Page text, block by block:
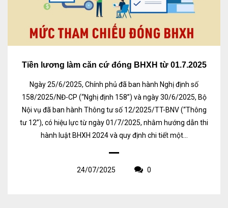
Tiền lương làm căn cứ đóng BHXH từ 01.7.2025
Ngày 25/6/2025, Chính phủ đã ban hành Nghị định số
158/2025/NĐ-CP (“Nghị định 158”) và ngày 30/6/2025, Bộ
Nội vụ đã ban hành Thông tư số 12/2025/TT-BNV (“Thông
tư 12”), có hiệu lực từ ngày 01/7/2025, nhằm hướng dẫn thi
hành luật BHXH 2024 và quy định chi tiết một...
24/07/2025 0